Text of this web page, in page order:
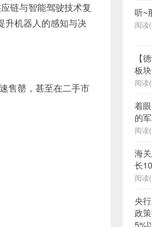
链与智能驾驶技术复
升机器人的感知与决
售罄，甚至在二手市
听~
阅读
【
板
阅读
着
的
阅读
海
长
阅读
央
政
5%